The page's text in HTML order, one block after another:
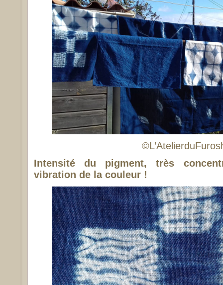
Intensité du pigment, très
vibration de la couleur !